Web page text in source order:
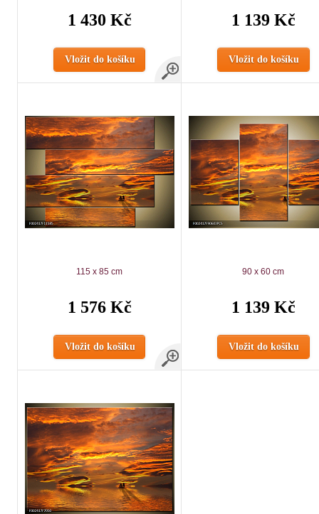
1 430 Kč
Vložit do košíku
1 139 Kč
Vložit do košíku
115 x 85 cm
1 576 Kč
Vložit do košíku
90 x 60 cm
1 139 Kč
Vložit do košíku